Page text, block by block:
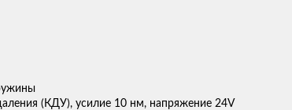
(КДУ), усилие 10 нм, напряжение 24V